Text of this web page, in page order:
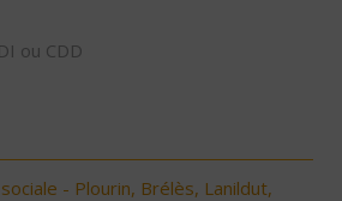
ou CDD
- Plourin, Brélès, Lanildut,